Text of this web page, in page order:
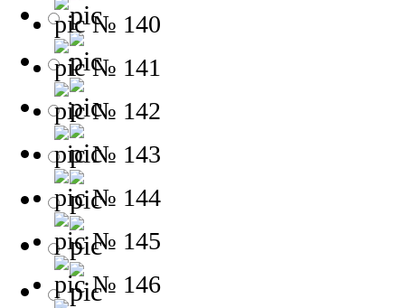
№ 140
№ 141
№ 142
№ 143
№ 144
№ 145
№ 146